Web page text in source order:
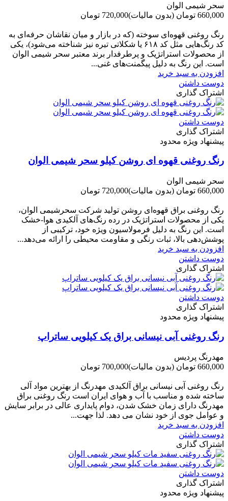
سحر شیمی الوان
660,000 تومان
(بدون مالیات)720,000 تومان
رنگ روغنی قهوه‌ای سوخته (که در بازار و میان نقاشان حرفه‌ای به
کد رنگ‌هایی مثل کد ۶۱۸ یا شکلاتی تیره نیز شناخته می‌شود)، یکی
از محصولات استراتژیک و پرطرفدار برند معتبر سحر شیمی الوان
است. این رنگ به دلیل پیگمنت‌های غنی...
افزودن به سبد خرید
دوست داشتن
اشتراک گذاری
دوست داشتن
اشتراک گذاری
پیشنهاد ویژه محدود
رنگ روغنی قهوه ای روشن کیلو سحر شیمی الوان
سحر شیمی الوان
660,000 تومان
(بدون مالیات)720,000 تومان
رنگ روغنی براق قهوه‌ای روشن تولید شرکت سحرشیمی الوان،
یکی از محصولات استراتژیک در رده رنگ‌های آلکیدی هوا-خشک
است. این رنگ به دلیل فرمولاسیون ویژه خود، ترکیبی از
پوشش‌دهی بالا، ثبات رنگی و مقاومت محیطی را ارائه می‌دهد...
افزودن به سبد خرید
دوست داشتن
اشتراک گذاری
دوست داشتن
اشتراک گذاری
پیشنهاد ویژه محدود
رنگ روغنی آبی نیسانی براق یک کیلویی ساتراپ
مهدرنگ پردیس
660,000 تومان
(بدون مالیات)700,000 تومان
رنگ روغنی آبی نیسانی براق آلکیدی مهدرنگ از بهترین مواد آلی
ساخته شده و مناسب با آب و هوای ایران است رنگ روغنی براق
مهدرنگ دارای زﻣﺎن ﺧﺸﮏ ﺷﺪن، دوام ﭘﺎﯾﺪاری عالی در ﺑﺮاﺑﺮ ﺳﺎﯾﺶ
و ﻋﻮاﻣﻞ ﺟﻮی از ﺧﻮد ﻧﺸﺎن ﻣﯽ دﻫﺪ. ﻟﺬا ﺟﻬﺖ...
افزودن به سبد خرید
دوست داشتن
اشتراک گذاری
دوست داشتن
اشتراک گذاری
پیشنهاد ویژه محدود